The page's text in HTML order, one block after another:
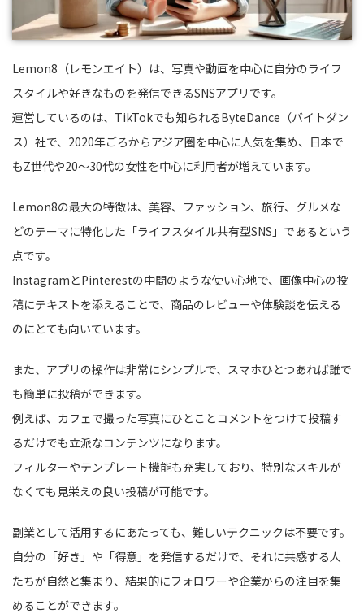
Lemon8（レモンエイト）は、写真や動画を中心に自分のライフ
スタイルや好きなものを発信できるSNSアプリです。
運営しているのは、TikTokでも知られるByteDance（バイトダン
ス）社で、2020年ごろからアジア圏を中心に人気を集め、日本で
もZ世代や20〜30代の女性を中心に利用者が増えています。
Lemon8の最大の特徴は、美容、ファッション、旅行、グルメな
どのテーマに特化した「ライフスタイル共有型SNS」であるという
点です。
InstagramとPinterestの中間のような使い心地で、画像中心の投
稿にテキストを添えることで、商品のレビューや体験談を伝える
のにとても向いています。
また、アプリの操作は非常にシンプルで、スマホひとつあれば誰で
も簡単に投稿ができます。
例えば、カフェで撮った写真にひとことコメントをつけて投稿す
るだけでも立派なコンテンツになります。
フィルターやテンプレート機能も充実しており、特別なスキルが
なくても見栄えの良い投稿が可能です。
副業として活用するにあたっても、難しいテクニックは不要です。
自分の「好き」や「得意」を発信するだけで、それに共感する人
たちが自然と集まり、結果的にフォロワーや企業からの注目を集
めることができます。